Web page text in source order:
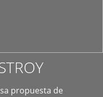
propuesta de